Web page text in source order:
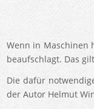
Wasser
Wenn in Maschinen
beaufschlagt. Das
Die dafür
der Autor Helmut